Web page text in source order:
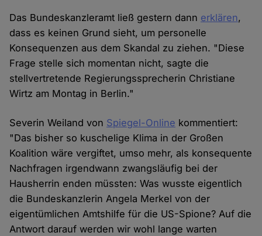
Das Bundeskanzleramt ließ gestern dann erklären,
dass es keinen Grund sieht, um personelle
Konsequenzen aus dem Skandal zu ziehen. "Diese
Frage stelle sich momentan nicht, sagte die
stellvertretende Regierungssprecherin Christiane
Wirtz am Montag in Berlin."
Severin Weiland von Spiegel-Online kommentiert:
"Das bisher so kuschelige Klima in der Großen
Koalition wäre vergiftet, umso mehr, als konsequente
Nachfragen irgendwann zwangsläufig bei der
Hausherrin enden müssten: Was wusste eigentlich
die Bundeskanzlerin Angela Merkel von der
eigentümlichen Amtshilfe für die US-Spione? Auf die
Antwort darauf werden wir wohl lange warten